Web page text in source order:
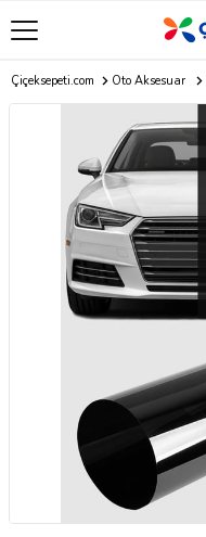
Çiçeksepeti.com Oto Aksesuar